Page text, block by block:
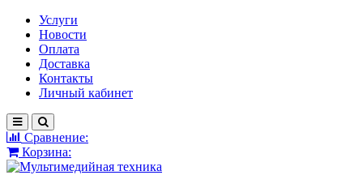
Услуги
Новости
Оплата
Доставка
Контакты
Личный кабинет
Сравнение:
Корзина: